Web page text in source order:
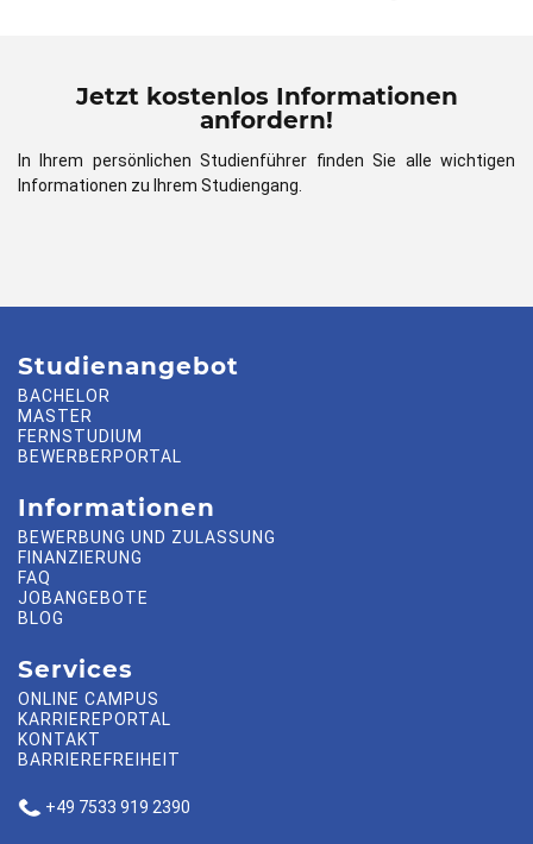
Jetzt kostenlos Informationen
anfordern!
In Ihrem persönlichen Studienführer finden Sie alle wichtigen
Informationen zu Ihrem Studiengang.
Studienangebot
BACHELOR
MASTER
FERNSTUDIUM
BEWERBERPORTAL
Informationen
BEWERBUNG UND ZULASSUNG
FINANZIERUNG
FAQ
JOBANGEBOTE
BLOG
Services
ONLINE CAMPUS
KARRIEREPORTAL
KONTAKT
BARRIEREFREIHEIT
+49 7533 919 2390